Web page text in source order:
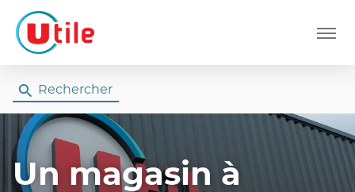
Menu
Rechercher
Un magasin à